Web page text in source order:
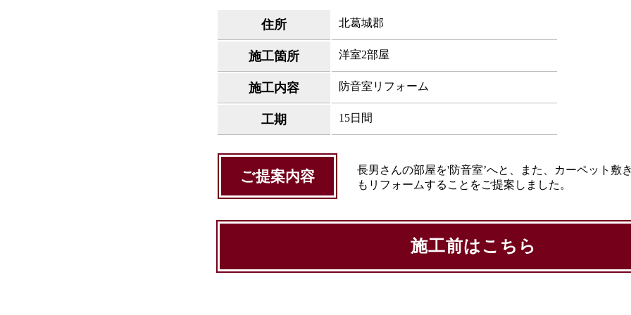
住所 北葛城郡
施工箇所 洋室2部屋
施工内容 防音室リフォーム
工期 15日間
ご提案内容
長男さんの部屋を'防音室’へと、また、カーペット敷
もリフォームすることをご提案しました。
施工前はこちら